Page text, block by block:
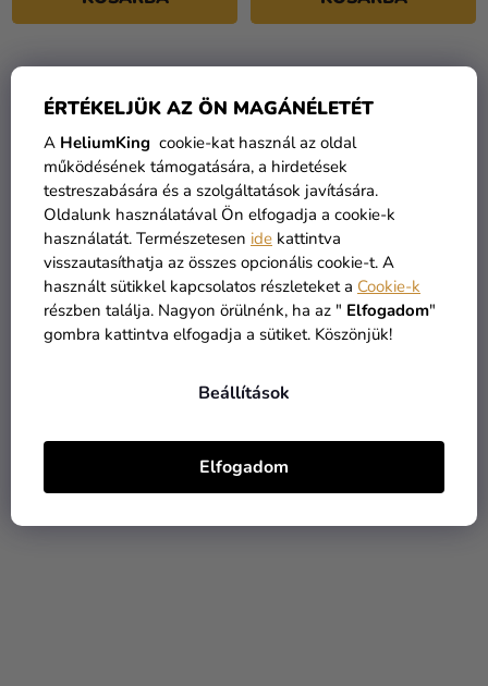
ÉRTÉKELJÜK AZ ÖN MAGÁNÉLETÉT
A HeliumKing cookie-kat használ az oldal
működésének támogatására, a hirdetések
testreszabására és a szolgáltatások javítására.
Oldalunk használatával Ön elfogadja a cookie-k
használatát. Természetesen ide kattintva
visszautasíthatja az összes opcionális cookie-t. A
használt sütikkel kapcsolatos részleteket a Cookie-k
részben találja. Nagyon örülnénk, ha az " Elfogadom"
gombra kattintva elfogadja a sütiket. Köszönjük!
Beállítások
Elfogadom
Tortamágnes - Minecraft
KOSÁRBA
Tortamágnes - Sonic süni
4 695 Ft
KOSÁRBA